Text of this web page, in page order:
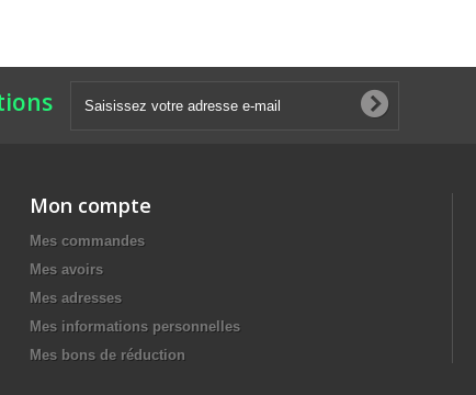
Mon compte
Mes commandes
Mes avoirs
Mes adresses
Mes informations personnelles
Mes bons de réduction